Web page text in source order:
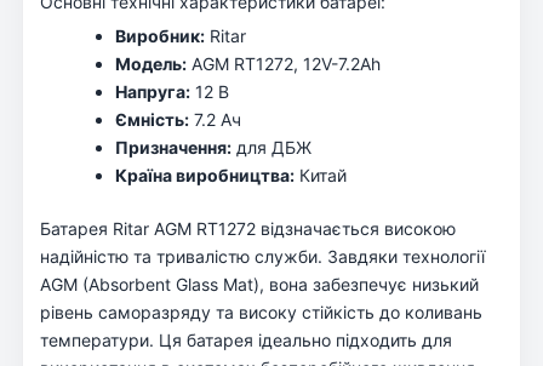
Виробник: Ritar
Модель: AGM RT1272, 12V-7.2Ah
Напруга: 12 В
Ємність: 7.2 Ач
Призначення: для ДБЖ
Країна виробництва: Китай
Батарея Ritar AGM RT1272 відзначається високою
надійністю та тривалістю служби. Завдяки технології
AGM (Absorbent Glass Mat), вона забезпечує низький
рівень саморазряду та високу стійкість до коливань
температури. Ця батарея ідеально підходить для